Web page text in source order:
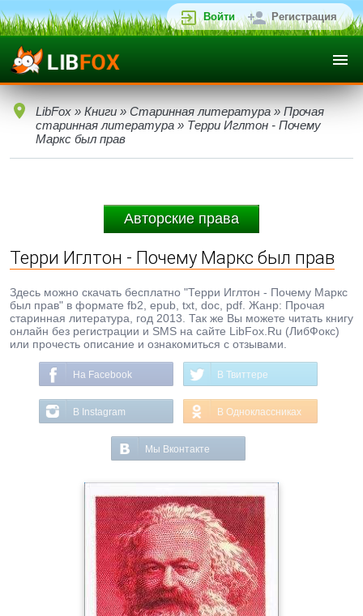
Войти Регистрация
LibFox » Книги » Старинная литература » Прочая
старинная литература » Терри Иглтон - Почему
Маркс был прав
Авторские права
Терри Иглтон - Почему Маркс был прав
Здесь можно скачать бесплатно "Терри Иглтон - Почему Маркс
был прав" в формате fb2, epub, txt, doc, pdf. Жанр: Прочая
старинная литература, год 2013. Так же Вы можете читать книгу
онлайн без регистрации и SMS на сайте LibFox.Ru (ЛибФокс)
или прочесть описание и ознакомиться с отзывами.
На Facebook В Твиттере
В Instagram В Одноклассниках
Мы Вконтакте